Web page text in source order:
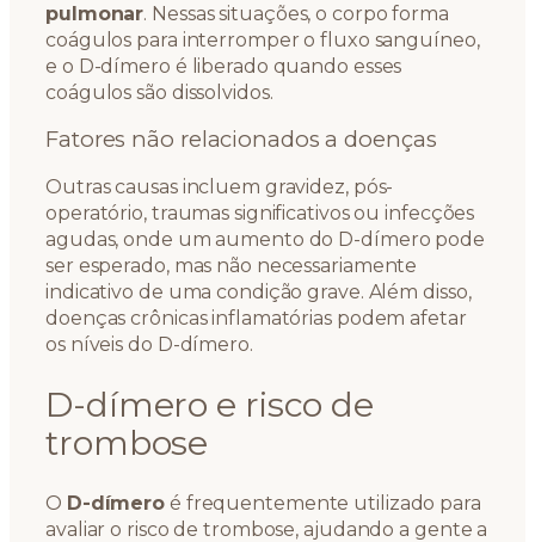
pulmonar. Nessas situações, o corpo forma
coágulos para interromper o fluxo sanguíneo,
e o D-dímero é liberado quando esses
coágulos são dissolvidos.
Fatores não relacionados a doenças
Outras causas incluem gravidez, pós-
operatório, traumas significativos ou infecções
agudas, onde um aumento do D-dímero pode
ser esperado, mas não necessariamente
indicativo de uma condição grave. Além disso,
doenças crônicas inflamatórias podem afetar
os níveis do D-dímero.
D-dímero e risco de
trombose
O D-dímero é frequentemente utilizado para
avaliar o risco de trombose, ajudando a gente a